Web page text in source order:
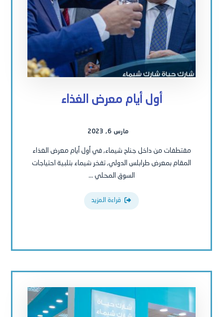
أول أيام معرض الغذاء
مارس 6, 2023
مقتطفات من داخل جناح شيماء, في أول أيام معرض الغذاء
المقام بمعرض طرابلس الدولي, تفخر شيماء بتلبية احتياجات
السوق المحلي ...
قراءة المزيد